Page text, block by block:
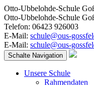
Otto-Ubbelohde-Schule
Otto-Ubbelohde-Schule
Telefon: 06423 926003
E-Mail: schule@ous-
E-Mail: schule@ous-
Schalte Navigation
Unsere Schule
Rahmendaten